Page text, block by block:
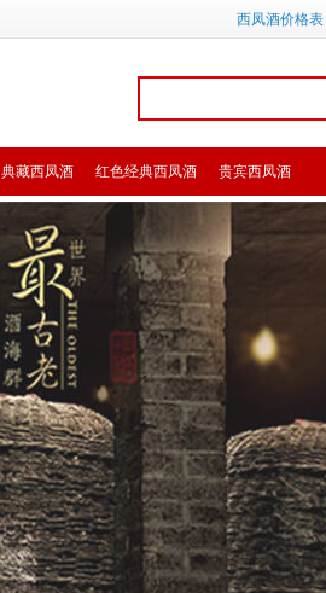
西凤酒价格表
典藏西凤酒 红色经典西凤酒 贵宾西凤酒